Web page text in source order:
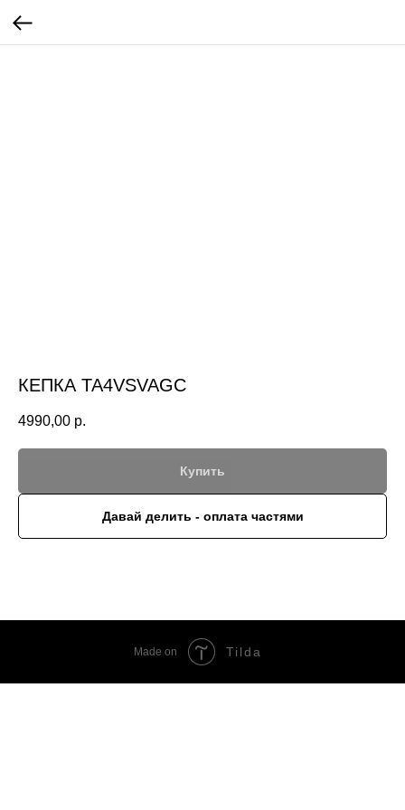
КЕПКА TA4VSVAGC
4990,00 р.
Купить
Давай делить - оплата частями
Made on Tilda